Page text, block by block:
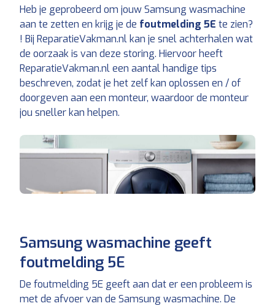
Heb je geprobeerd om jouw Samsung wasmachine
aan te zetten en krijg je de foutmelding 5E te zien?
! Bij ReparatieVakman.nl kan je snel achterhalen wat
de oorzaak is van deze storing. Hiervoor heeft
ReparatieVakman.nl een aantal handige tips
beschreven, zodat je het zelf kan oplossen en / of
doorgeven aan een monteur, waardoor de monteur
jou sneller kan helpen.
Samsung wasmachine geeft
foutmelding 5E
De foutmelding 5E geeft aan dat er een probleem is
met de afvoer van de Samsung wasmachine. De